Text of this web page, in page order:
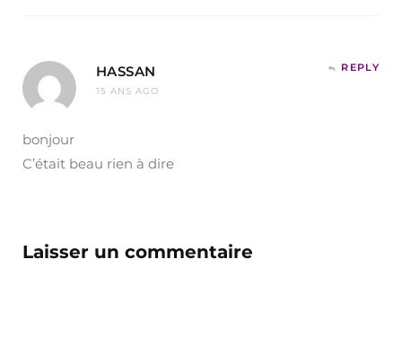
HASSAN
15 ANS AGO
REPLY
bonjour
C’était beau rien à dire
Laisser un commentaire